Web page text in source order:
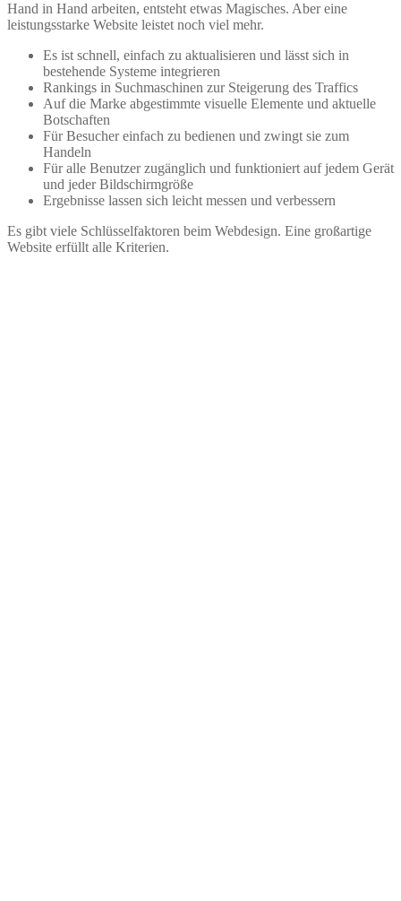
Hand in Hand arbeiten, entsteht etwas Magisches. Aber eine
leistungsstarke Website leistet noch viel mehr.
Es ist schnell, einfach zu aktualisieren und lässt sich in
bestehende Systeme integrieren
Rankings in Suchmaschinen zur Steigerung des Traffics
Auf die Marke abgestimmte visuelle Elemente und aktuelle
Botschaften
Für Besucher einfach zu bedienen und zwingt sie zum
Handeln
Für alle Benutzer zugänglich und funktioniert auf jedem Gerät
und jeder Bildschirmgröße
Ergebnisse lassen sich leicht messen und verbessern
Es gibt viele Schlüsselfaktoren beim Webdesign. Eine großartige
Website erfüllt alle Kriterien.